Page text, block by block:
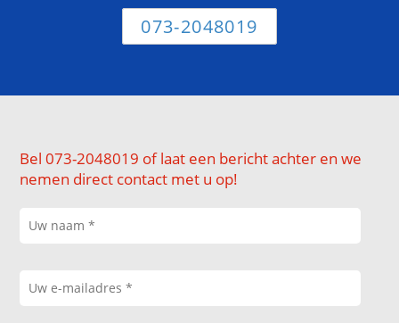
073-2048019
Bel 073-2048019 of laat een bericht achter en we
nemen direct contact met u op!